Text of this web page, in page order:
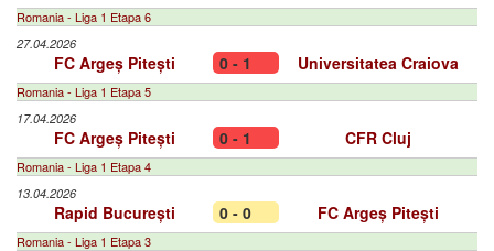
Romania - Liga 1 Etapa 6
27.04.2026
FC Argeș Pitești 0 - 1 Universitatea Craiova
Romania - Liga 1 Etapa 5
17.04.2026
FC Argeș Pitești 0 - 1 CFR Cluj
Romania - Liga 1 Etapa 4
13.04.2026
Rapid București 0 - 0 FC Argeș Pitești
Romania - Liga 1 Etapa 3